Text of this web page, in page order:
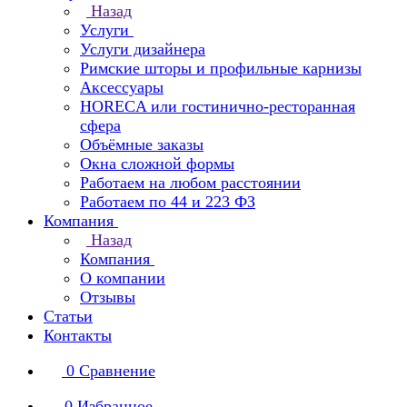
Назад
Услуги
Услуги дизайнера
Римские шторы и профильные карнизы
Аксессуары
HORECA или гостинично-ресторанная
сфера
Объёмные заказы
Окна сложной формы
Работаем на любом расстоянии
Работаем по 44 и 223 ФЗ
Компания
Назад
Компания
О компании
Отзывы
Статьи
Контакты
0 Сравнение